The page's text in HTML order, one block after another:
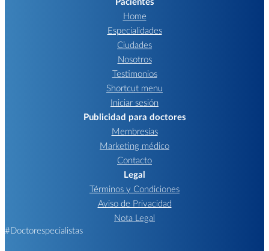
Home
Especialidades
Ciudades
Nosotros
Testimonios
Shortcut menu
Iniciar sesión
Publicidad para doctores
Membresías
Marketing médico
Contacto
Legal
Términos y Condiciones
Aviso de Privacidad
Nota Legal
#Doctorespecialistas